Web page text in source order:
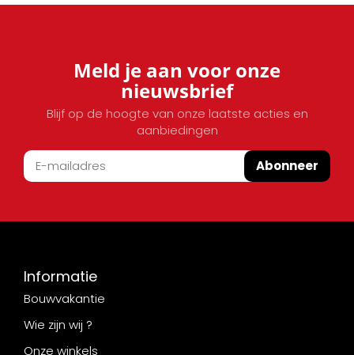
Meld je aan voor onze
nieuwsbrief
Blijf op de hoogte van onze laatste acties en
aanbiedingen
Abonneer
Informatie
Bouwvakantie
Wie zijn wij ?
Onze winkels